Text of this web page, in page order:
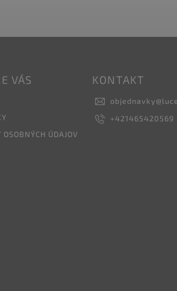
VÁS
ÚDAJOV
KONTAKT
objednavky@
+421465420569